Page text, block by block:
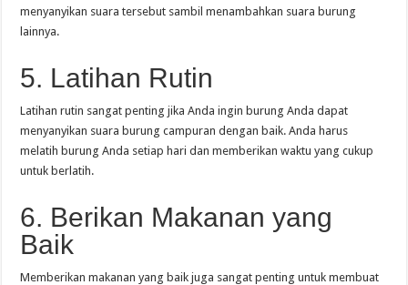
menyanyikan suara tersebut sambil menambahkan suara burung
lainnya.
5. Latihan Rutin
Latihan rutin sangat penting jika Anda ingin burung Anda dapat
menyanyikan suara burung campuran dengan baik. Anda harus
melatih burung Anda setiap hari dan memberikan waktu yang cukup
untuk berlatih.
6. Berikan Makanan yang
Baik
Memberikan makanan yang baik juga sangat penting untuk membuat